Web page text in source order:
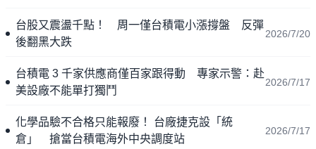
台股又震盪千點！ 周一僅台積電小漲撐盤 反彈
後翻黑大跌
2026/7/20
台積電 3 千家供應商僅百家跟得動 專家示警：赴
美設廠不能單打獨鬥
2026/7/17
化學品驗不合格只能報廢！ 台廠捷克設「統
倉」 搶當台積電海外中央調度站
2026/7/17